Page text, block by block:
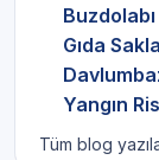
Gıda
Yangın
Tüm blog